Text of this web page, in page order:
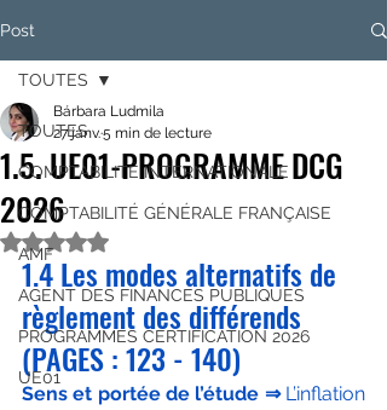
Post
TOUTES
COMPTABILITÉ INTERNATIONALE
COMPTABILITÉ GÉNÉRALE FRANÇAISE
AMF
AGENT DES FINANCES PUBLIQUES
PROGRAMMES CERTIFICATION 2026
UE01
TOUTES
1.5. UE01-PROGRAMME DCG
2026
Bárbara Ludmila
27 janv.5 min de lecture
Noté NaN étoiles sur 5.
1.4 Les modes alternatifs de
règlement des différends
(PAGES : 123 - 140)
Sens et portée de l’étude ⇒ L’inflation